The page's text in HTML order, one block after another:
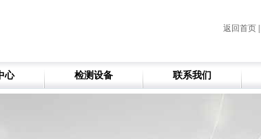
返回首页
心 检测设备 联系我们